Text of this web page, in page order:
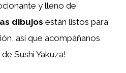
y lleno de
dibujos están listos para
así que acompáñanos
Sushi Yakuza!